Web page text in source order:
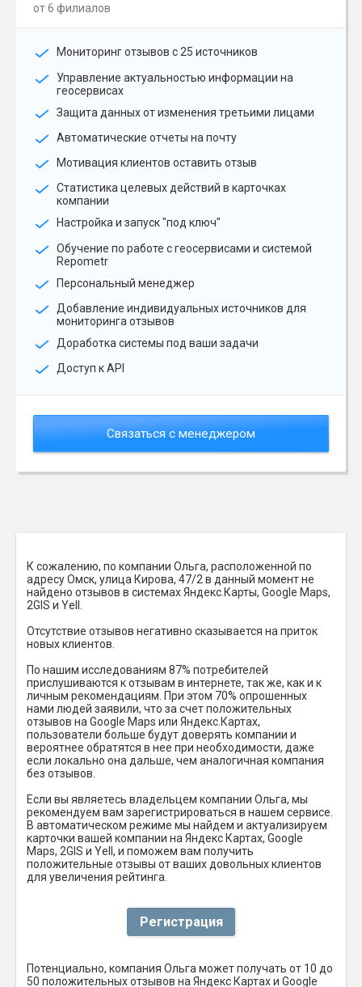
от 6 филиалов
Мониторинг отзывов с 25 источников
Управление актуальностью информации на
геосервисах
Защита данных от изменения третьими лицами
Автоматические отчеты на почту
Мотивация клиентов оставить отзыв
Статистика целевых действий в карточках
компании
Настройка и запуск "под ключ"
Обучение по работе с геосервисами и системой
Repometr
Персональный менеджер
Добавление индивидуальных источников для
мониторинга отзывов
Доработка системы под ваши задачи
Доступ к API
Связаться с менеджером
К сожалению, по компании Ольга, расположенной по
адресу Омск, улица Кирова, 47/2 в данный момент не
найдено отзывов в системах Яндекс.Карты, Google Maps,
2GIS и Yell.
Отсутствие отзывов негативно сказывается на приток
новых клиентов.
По нашим исследованиям 87% потребителей
прислушиваются к отзывам в интернете, так же, как и к
личным рекомендациям. При этом 70% опрошенных
нами людей заявили, что за счет положительных
отзывов на Google Maps или Яндекс.Картах,
пользователи больше будут доверять компании и
вероятнее обратятся в нее при необходимости, даже
если локально она дальше, чем аналогичная компания
без отзывов.
Если вы являетесь владельцем компании Ольга, мы
рекомендуем вам зарегистрироваться в нашем сервисе.
В автоматическом режиме мы найдем и актуализируем
карточки вашей компании на Яндекс Картах, Google
Maps, 2GIS и Yell, и поможем вам получить
положительные отзывы от ваших довольных клиентов
для увеличения рейтинга.
Регистрация
Потенциально, компания Ольга может получать от 10 до
50 положительных отзывов на Яндекс Картах и Google